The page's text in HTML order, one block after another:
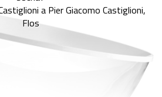
a Pier Giacomo Castiglioni,
Flos